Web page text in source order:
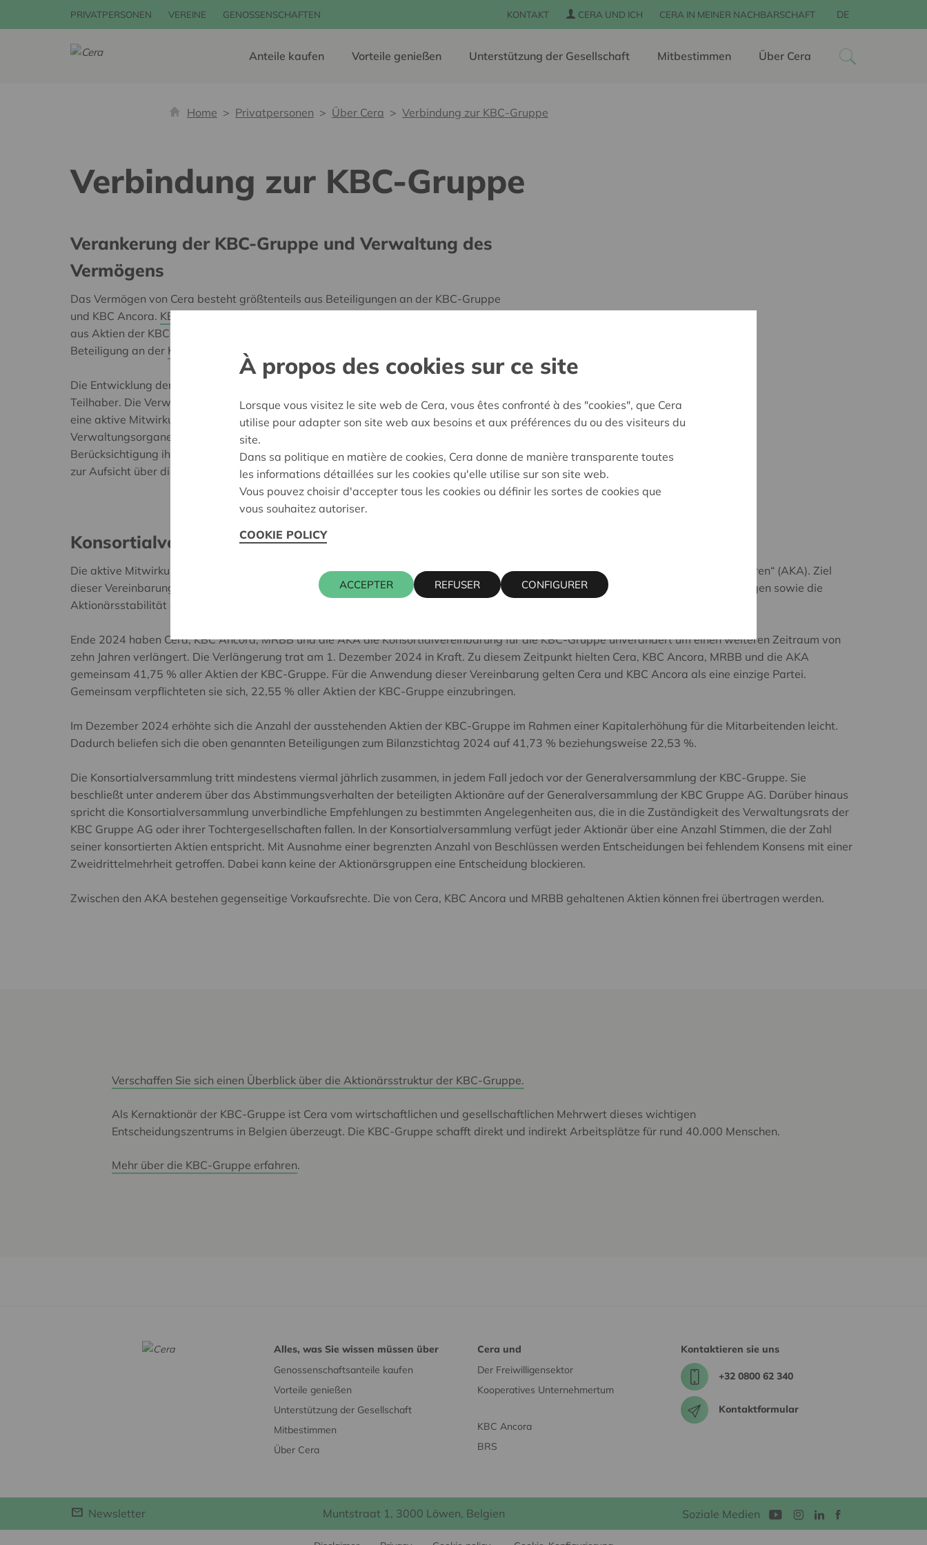
PRIVATPERSONEN VEREINE GENOSSENSCHAFTEN KONTAKT CERA UND ICH CERA IN MEINER NACHBARSCHAFT DE
Anteile kaufen Vorteile genießen Unterstützung der Gesellschaft Mitbestimmen Über Cera
Home Privatpersonen Über Cera Verbindung zur KBC-Gruppe
Verbindung zur KBC-Gruppe
Verankerung der KBC-Gruppe und Verwaltung des
Vermögens
Das Vermögen von Cera besteht größtenteils aus Beteiligungen an der KBC-Gruppe
und KBC Ancora. KBC Ancora
aus Aktien der KBC-Gruppe besteht. Über KBC Ancora hält Cera somit indirekt eine
Beteiligung an der KBC Gruppe
Die Entwicklung der KBC-Gruppe ist daher von großer Bedeutung für Cera und ihre
Teilhaber. Die Verwaltung des in die KBC-Gruppe investierten Vermögens erfordert
eine aktive Mitwirkung von Cera und ihren Mandatsträgern in den verschiedenen
Verwaltungsorganen der Gesellschaften dieser Gruppe. So trägt Cera unter
Berücksichtigung ihrer genossenschaftlichen Werte zur strategischen Ausrichtung und
zur Aufsicht über diese Gesellschaften bei.
Konsortialvereinbarung
Die aktive Mitwirkung von Cera erfolgt im Rahmen der Konsortialvereinbarung mit KBC Ancora, MRBB und den „Anderen Kernaktionären“ (AKA). Ziel
dieser Vereinbarung ist es, die allgemeine Unternehmensführung der KBC-Gruppe zu unterstützen, zu koordinieren und zu beaufsichtigen sowie die
Aktionärsstabilität der KBC-Gruppe zu gewährleisten.
Ende 2024 haben Cera, KBC Ancora, MRBB und die AKA die Konsortialvereinbarung für die KBC-Gruppe unverändert um einen weiteren Zeitraum von
zehn Jahren verlängert. Die Verlängerung trat am 1. Dezember 2024 in Kraft. Zu diesem Zeitpunkt hielten Cera, KBC Ancora, MRBB und die AKA
gemeinsam 41,75 % aller Aktien der KBC-Gruppe. Für die Anwendung dieser Vereinbarung gelten Cera und KBC Ancora als eine einzige Partei.
Gemeinsam verpflichteten sie sich, 22,55 % aller Aktien der KBC-Gruppe einzubringen.
Im Dezember 2024 erhöhte sich die Anzahl der ausstehenden Aktien der KBC-Gruppe im Rahmen einer Kapitalerhöhung für die Mitarbeitenden leicht.
Dadurch beliefen sich die oben genannten Beteiligungen zum Bilanzstichtag 2024 auf 41,73 % beziehungsweise 22,53 %.
Die Konsortialversammlung tritt mindestens viermal jährlich zusammen, in jedem Fall jedoch vor der Generalversammlung der KBC-Gruppe. Sie
beschließt unter anderem über das Abstimmungsverhalten der beteiligten Aktionäre auf der Generalversammlung der KBC Gruppe AG. Darüber hinaus
spricht die Konsortialversammlung unverbindliche Empfehlungen zu bestimmten Angelegenheiten aus, die in die Zuständigkeit des Verwaltungsrats der
KBC Gruppe AG oder ihrer Tochtergesellschaften fallen. In der Konsortialversammlung verfügt jeder Aktionär über eine Anzahl Stimmen, die der Zahl
seiner konsortierten Aktien entspricht. Mit Ausnahme einer begrenzten Anzahl von Beschlüssen werden Entscheidungen bei fehlendem Konsens mit einer
Zweidrittelmehrheit getroffen. Dabei kann keine der Aktionärsgruppen eine Entscheidung blockieren.
Zwischen den AKA bestehen gegenseitige Vorkaufsrechte. Die von Cera, KBC Ancora und MRBB gehaltenen Aktien können frei übertragen werden.
Verschaffen Sie sich einen Überblick über die Aktionärsstruktur der KBC-Gruppe.
Als Kernaktionär der KBC-Gruppe ist Cera vom wirtschaftlichen und gesellschaftlichen Mehrwert dieses wichtigen
Entscheidungszentrums in Belgien überzeugt. Die KBC-Gruppe schafft direkt und indirekt Arbeitsplätze für rund 40.000 Menschen.
Mehr über die KBC-Gruppe erfahren.
Alles, was Sie wissen müssen über
Genossenschaftsanteile kaufen
Vorteile genießen
Unterstützung der Gesellschaft
Mitbestimmen
Über Cera
Cera und
Der Freiwilligensektor
Kooperatives Unternehmertum
KBC Ancora
BRS
Kontaktieren sie uns
+32 0800 62 340
Kontaktformular
Newsletter Muntstraat 1, 3000 Löwen, Belgien Soziale Medien
À propos des cookies sur ce site
Lorsque vous visitez le site web de Cera, vous êtes confronté à des "cookies", que Cera
utilise pour adapter son site web aux besoins et aux préférences du ou des visiteurs du
site.
Dans sa politique en matière de cookies, Cera donne de manière transparente toutes
les informations détaillées sur les cookies qu'elle utilise sur son site web.
Vous pouvez choisir d'accepter tous les cookies ou définir les sortes de cookies que
vous souhaitez autoriser.
COOKIE POLICY
ACCEPTER REFUSER CONFIGURER